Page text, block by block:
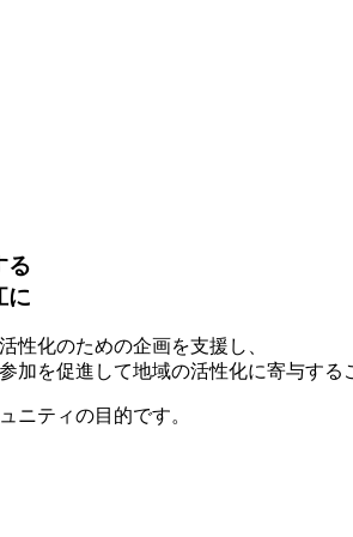
る
に
性化のための企画を支援し、
加を促進して地域の活性化に寄与する
ニティの目的です。